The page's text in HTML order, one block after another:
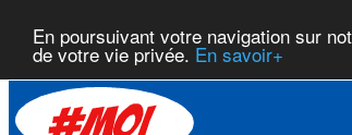
En poursuivant votre navigation sur
de votre vie privée. En savoir+